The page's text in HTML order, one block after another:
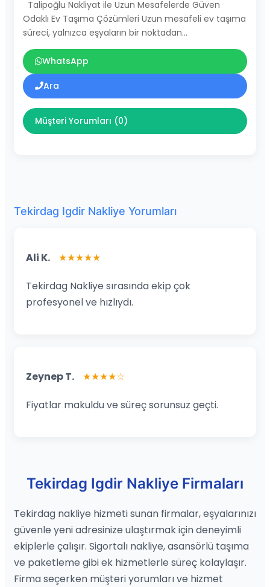
Talipoğlu Nakliyat ile Uzun Mesafelerde Güven
Odaklı Ev Taşıma Çözümleri Uzun mesafeli ev taşıma
süreci, yalnızca eşyaların bir noktadan…
WhatsApp
Ara
Müşteri Yorumları (0)
Tekirdag Igdir Nakliye Yorumları
Ali K. ★★★★★
Tekirdag Nakliye sırasında ekip çok
profesyonel ve hızlıydı.
Zeynep T. ★★★★☆
Fiyatlar makuldu ve süreç sorunsuz geçti.
Tekirdag Igdir Nakliye Firmaları
Tekirdag nakliye hizmeti sunan firmalar, eşyalarınızı
güvenle yeni adresinize ulaştırmak için deneyimli
ekiplerle çalışır. Sigortalı nakliye, asansörlü taşıma
ve paketleme gibi ek hizmetlerle süreç kolaylaşır.
Firma seçerken müşteri yorumları ve hizmet